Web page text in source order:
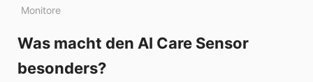
Monitore
Was macht den AI Care Sensor
besonders?